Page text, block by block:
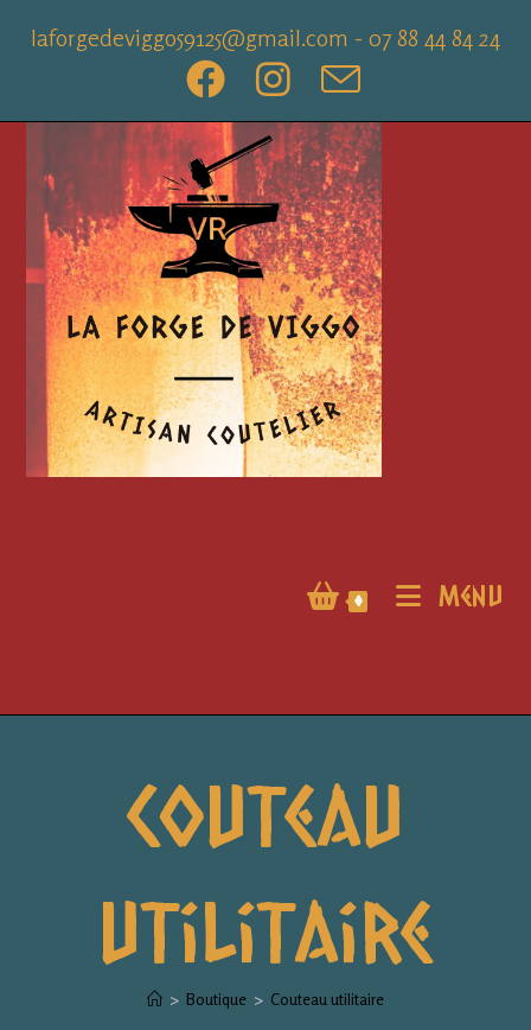
laforgedeviggo59125@gmail.com - 07 88 44 84 24
0 Menu
Couteau
utilitaire
> Boutique > Couteau utilitaire